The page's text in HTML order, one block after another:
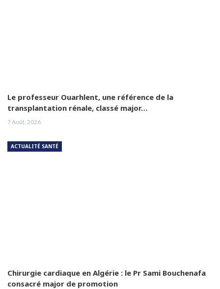
Le professeur Ouarhlent, une référence de la
transplantation rénale, classé major…
7 Août, 2026
ACTUALITÉ SANTÉ
Chirurgie cardiaque en Algérie : le Pr Sami Bouchenafa
consacré major de promotion